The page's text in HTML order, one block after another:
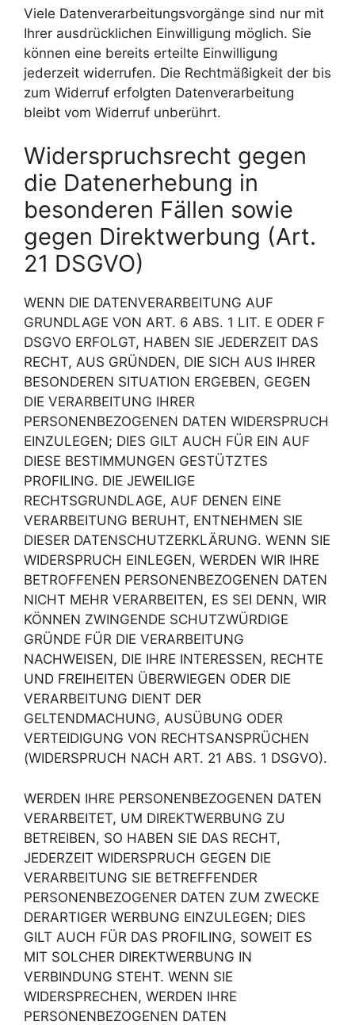
Viele Datenverarbeitungsvorgänge sind nur mit
Ihrer ausdrücklichen Einwilligung möglich. Sie
können eine bereits erteilte Einwilligung
jederzeit widerrufen. Die Rechtmäßigkeit der bis
zum Widerruf erfolgten Datenverarbeitung
bleibt vom Widerruf unberührt.
Widerspruchsrecht gegen
die Datenerhebung in
besonderen Fällen sowie
gegen Direktwerbung (Art.
21 DSGVO)
WENN DIE DATENVERARBEITUNG AUF
GRUNDLAGE VON ART. 6 ABS. 1 LIT. E ODER F
DSGVO ERFOLGT, HABEN SIE JEDERZEIT DAS
RECHT, AUS GRÜNDEN, DIE SICH AUS IHRER
BESONDEREN SITUATION ERGEBEN, GEGEN
DIE VERARBEITUNG IHRER
PERSONENBEZOGENEN DATEN WIDERSPRUCH
EINZULEGEN; DIES GILT AUCH FÜR EIN AUF
DIESE BESTIMMUNGEN GESTÜTZTES
PROFILING. DIE JEWEILIGE
RECHTSGRUNDLAGE, AUF DENEN EINE
VERARBEITUNG BERUHT, ENTNEHMEN SIE
DIESER DATENSCHUTZERKLÄRUNG. WENN SIE
WIDERSPRUCH EINLEGEN, WERDEN WIR IHRE
BETROFFENEN PERSONENBEZOGENEN DATEN
NICHT MEHR VERARBEITEN, ES SEI DENN, WIR
KÖNNEN ZWINGENDE SCHUTZWÜRDIGE
GRÜNDE FÜR DIE VERARBEITUNG
NACHWEISEN, DIE IHRE INTERESSEN, RECHTE
UND FREIHEITEN ÜBERWIEGEN ODER DIE
VERARBEITUNG DIENT DER
GELTENDMACHUNG, AUSÜBUNG ODER
VERTEIDIGUNG VON RECHTSANSPRÜCHEN
(WIDERSPRUCH NACH ART. 21 ABS. 1 DSGVO).
WERDEN IHRE PERSONENBEZOGENEN DATEN
VERARBEITET, UM DIREKTWERBUNG ZU
BETREIBEN, SO HABEN SIE DAS RECHT,
JEDERZEIT WIDERSPRUCH GEGEN DIE
VERARBEITUNG SIE BETREFFENDER
PERSONENBEZOGENER DATEN ZUM ZWECKE
DERARTIGER WERBUNG EINZULEGEN; DIES
GILT AUCH FÜR DAS PROFILING, SOWEIT ES
MIT SOLCHER DIREKTWERBUNG IN
VERBINDUNG STEHT. WENN SIE
WIDERSPRECHEN, WERDEN IHRE
PERSONENBEZOGENEN DATEN